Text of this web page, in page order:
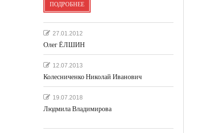
ПОДРОБНЕЕ
27.01.2012
Олег ЁЛШИН
12.07.2013
Колесниченко Николай Иванович
19.07.2018
Людмила Владимирова